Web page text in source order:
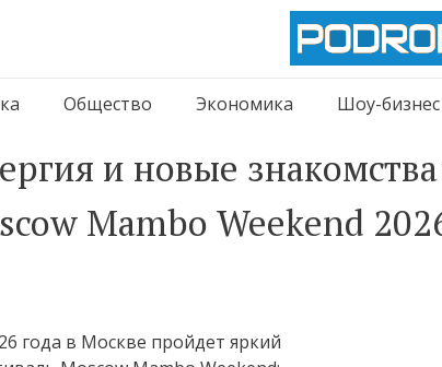
Общество Экономика Шоу-бизнес
и новые
Mambo Weekend
года в Москве пройдет яркий